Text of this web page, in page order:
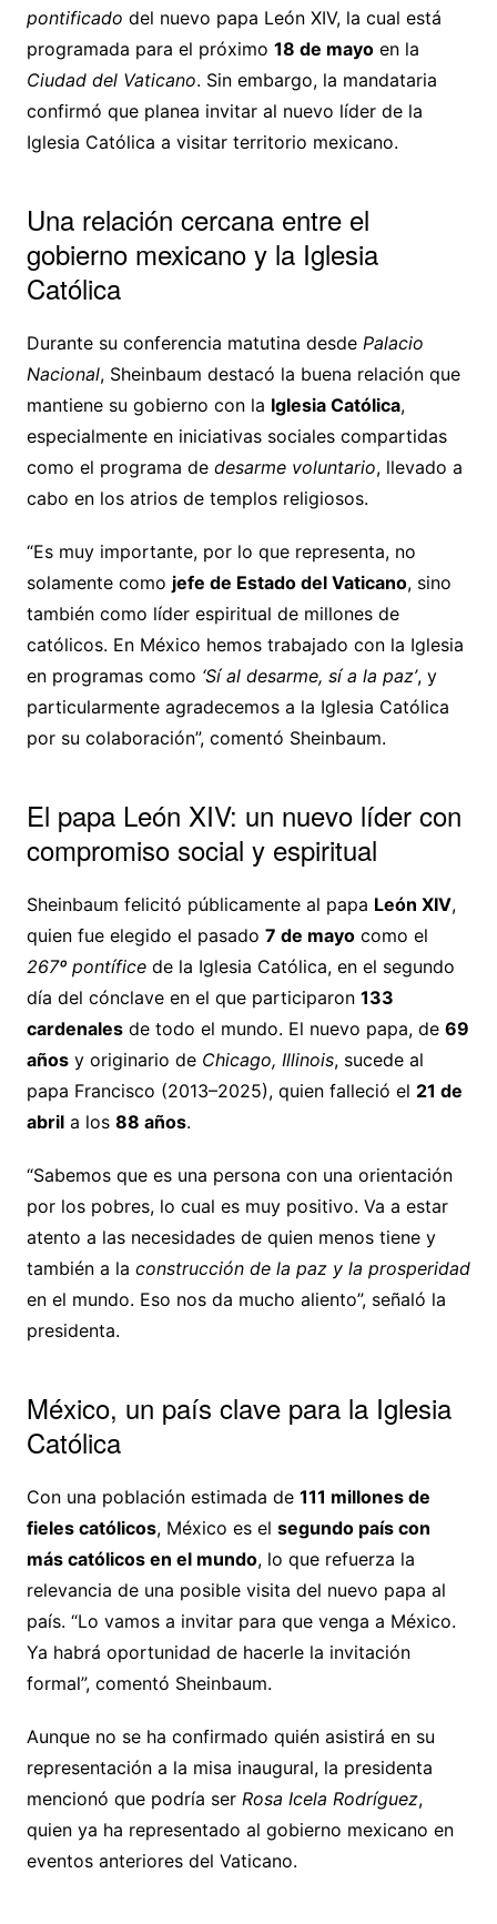
pontificado del nuevo papa León XIV, la cual está
programada para el próximo 18 de mayoen la
Ciudad del Vaticano. Sin embargo, la mandataria
confirmó que planea invitar al nuevo líder de la
Iglesia Católica a visitar territorio mexicano.
Una relación cercana entre el
gobierno mexicano y la Iglesia
Católica
Durante su conferencia matutina desde Palacio
Nacional, Sheinbaum destacó la buena relación que
mantiene su gobierno con la Iglesia Católica,
especialmente en iniciativas sociales compartidas
como el programa de desarme voluntario, llevado a
cabo en los atrios de templos religiosos.
“Es muy importante, por lo que representa, no
solamente como jefe de Estado del Vaticano, sino
también como líder espiritual de millones de
católicos. En México hemos trabajado con la Iglesia
en programas como ‘Sí al desarme, sí a la paz’, y
particularmente agradecemos a la Iglesia Católica
por su colaboración”, comentó Sheinbaum.
El papa León XIV: un nuevo líder con
compromiso social y espiritual
Sheinbaum felicitó públicamente al papa León XIV,
quien fue elegido el pasado 7 de mayocomo el
267º pontíficede la Iglesia Católica, en el segundo
día del cónclave en el que participaron 133
cardenalesde todo el mundo. El nuevo papa, de 69
añosy originario de Chicago, Illinois, sucede al
papa Francisco (2013–2025), quien falleció el 21 de
abrila los 88 años.
“Sabemos que es una persona con una orientación
por los pobres, lo cual es muy positivo. Va a estar
atento a las necesidades de quien menos tiene y
también a la construcción de la paz y la prosperidad
en el mundo. Eso nos da mucho aliento”, señaló la
presidenta.
México, un país clave para la Iglesia
Católica
Con una población estimada de 111 millones de
fieles católicos, México es el segundo país con
más católicos en el mundo, lo que refuerza la
relevancia de una posible visita del nuevo papa al
país. “Lo vamos a invitar para que venga a México.
Ya habrá oportunidad de hacerle la invitación
formal”, comentó Sheinbaum.
Aunque no se ha confirmado quién asistirá en su
representación a la misa inaugural, la presidenta
mencionó que podría ser Rosa Icela Rodríguez,
quien ya ha representado al gobierno mexicano en
eventos anteriores del Vaticano.